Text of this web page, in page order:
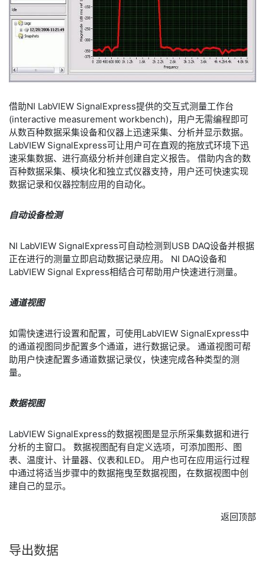
借助NI LabVIEW SignalExpress提供的交互式测量工作台
(interactive measurement workbench)，用户无需编程即可
从数百种数据采集设备和仪器上迅速采集、分析并显示数据。
LabVIEW SignalExpress可让用户可在直观的拖放式环境下迅
速采集数据、进行高级分析并创建自定义报告。 借助内含的数
百种数据采集、模块化和独立式仪器支持，用户还可快速实现
数据记录和仪器控制应用的自动化。
自动设备检测
NI LabVIEW SignalExpress可自动检测到USB DAQ设备并根据
正在进行的测量立即启动数据记录应用。 NI DAQ设备和
LabVIEW Signal Express相结合可帮助用户快速进行测量。
通道视图
如需快速进行设置和配置，可使用LabVIEW SignalExpress中
的通道视图同步配置多个通道，进行数据记录。 通道视图可帮
助用户快速配置多通道数据记录仪，快速完成各种类型的测
量。
数据视图
LabVIEW SignalExpress的数据视图是显示所采集数据和进行
分析的主窗口。 数据视图配有自定义选项，可添加图形、图
表、温度计、计量器、仪表和LED。 用户也可在应用运行过程
中通过将适当步骤中的数据拖曳至数据视图，在数据视图中创
建自己的显示。
返回顶部
导出数据